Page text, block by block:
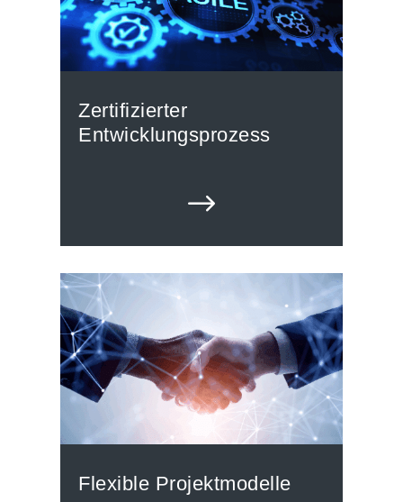
Zertifizierter
Entwicklungsprozess
$
Flexible Projektmodelle